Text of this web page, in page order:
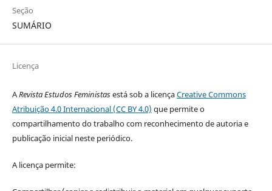
Seção
SUMÁRIO
Licença
ARevista Estudos Feministasestá sob a licençaCreative Commons
Atribuição 4.0 Internacional (CC BY 4.0) que permite o
compartilhamento do trabalho com reconhecimento de autoria e
publicação inicial neste periódico.
A licença permite: